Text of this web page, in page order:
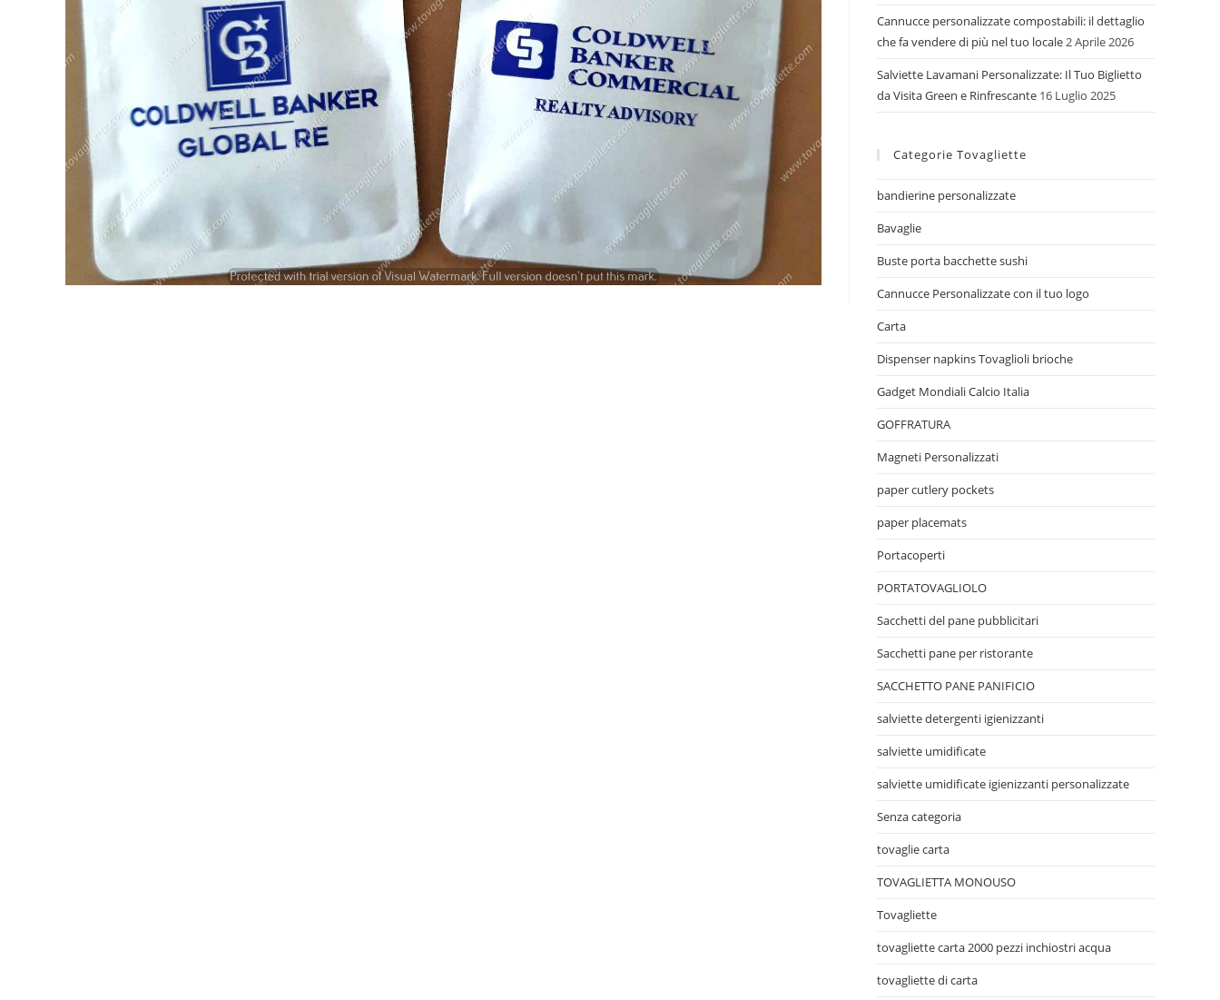
Cannucce personalizzate compostabili: il dettaglio
che fa vendere di più nel tuo locale2 Aprile 2026
Salviette Lavamani Personalizzate: Il Tuo Biglietto
da Visita Green e Rinfrescante 16 Luglio 2025
Categorie Tovagliette
bandierine personalizzate
Bavaglie
Buste porta bacchette sushi
Cannucce Personalizzate con il tuo logo
Carta
Dispenser napkins Tovaglioli brioche
Gadget Mondiali Calcio Italia
GOFFRATURA
Magneti Personalizzati
paper cutlery pockets
paper placemats
Portacoperti
PORTATOVAGLIOLO
Sacchetti del pane pubblicitari
Sacchetti pane per ristorante
SACCHETTO PANE PANIFICIO
salviette detergenti igienizzanti
salviette umidificate
salviette umidificate igienizzanti personalizzate
Senza categoria
tovaglie carta
TOVAGLIETTA MONOUSO
Tovagliette
tovagliette carta 2000 pezzi inchiostri acqua
tovagliette di carta